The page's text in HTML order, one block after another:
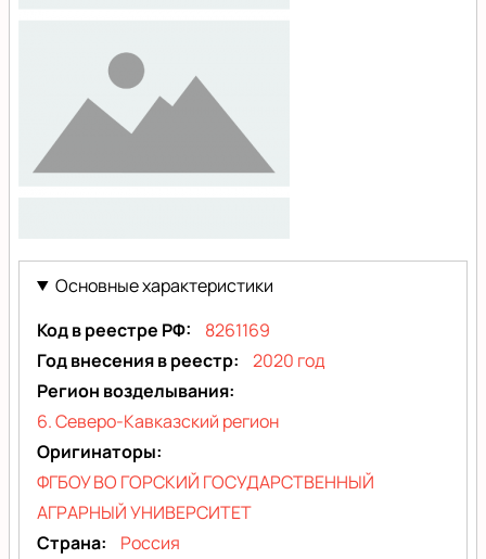
Основные характеристики
Код в реестре РФ
8261169
Год внесения в реестр
2020 год
Регион возделывания
6. Северо-Кавказский регион
Оригинаторы
ФГБОУ ВО ГОРСКИЙ ГОСУДАРСТВЕННЫЙ
АГРАРНЫЙ УНИВЕРСИТЕТ
Страна
Россия